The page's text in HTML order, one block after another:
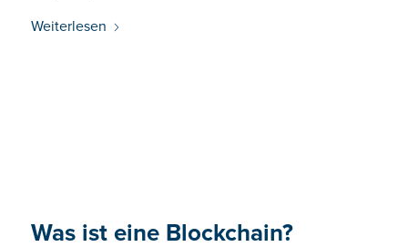
Weiterlesen
Was ist eine Blockchain?